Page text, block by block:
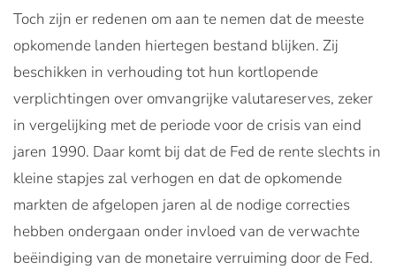
Toch zijn er redenen om aan te nemen dat de meeste
opkomende landen hiertegen bestand blijken. Zij
beschikken in verhouding tot hun kortlopende
verplichtingen over omvangrijke valutareserves, zeker
in vergelijking met de periode voor de crisis van eind
jaren 1990. Daar komt bij dat de Fed de rente slechts in
kleine stapjes zal verhogen en dat de opkomende
markten de afgelopen jaren al de nodige correcties
hebben ondergaan onder invloed van de verwachte
beëindiging van de monetaire verruiming door de Fed.